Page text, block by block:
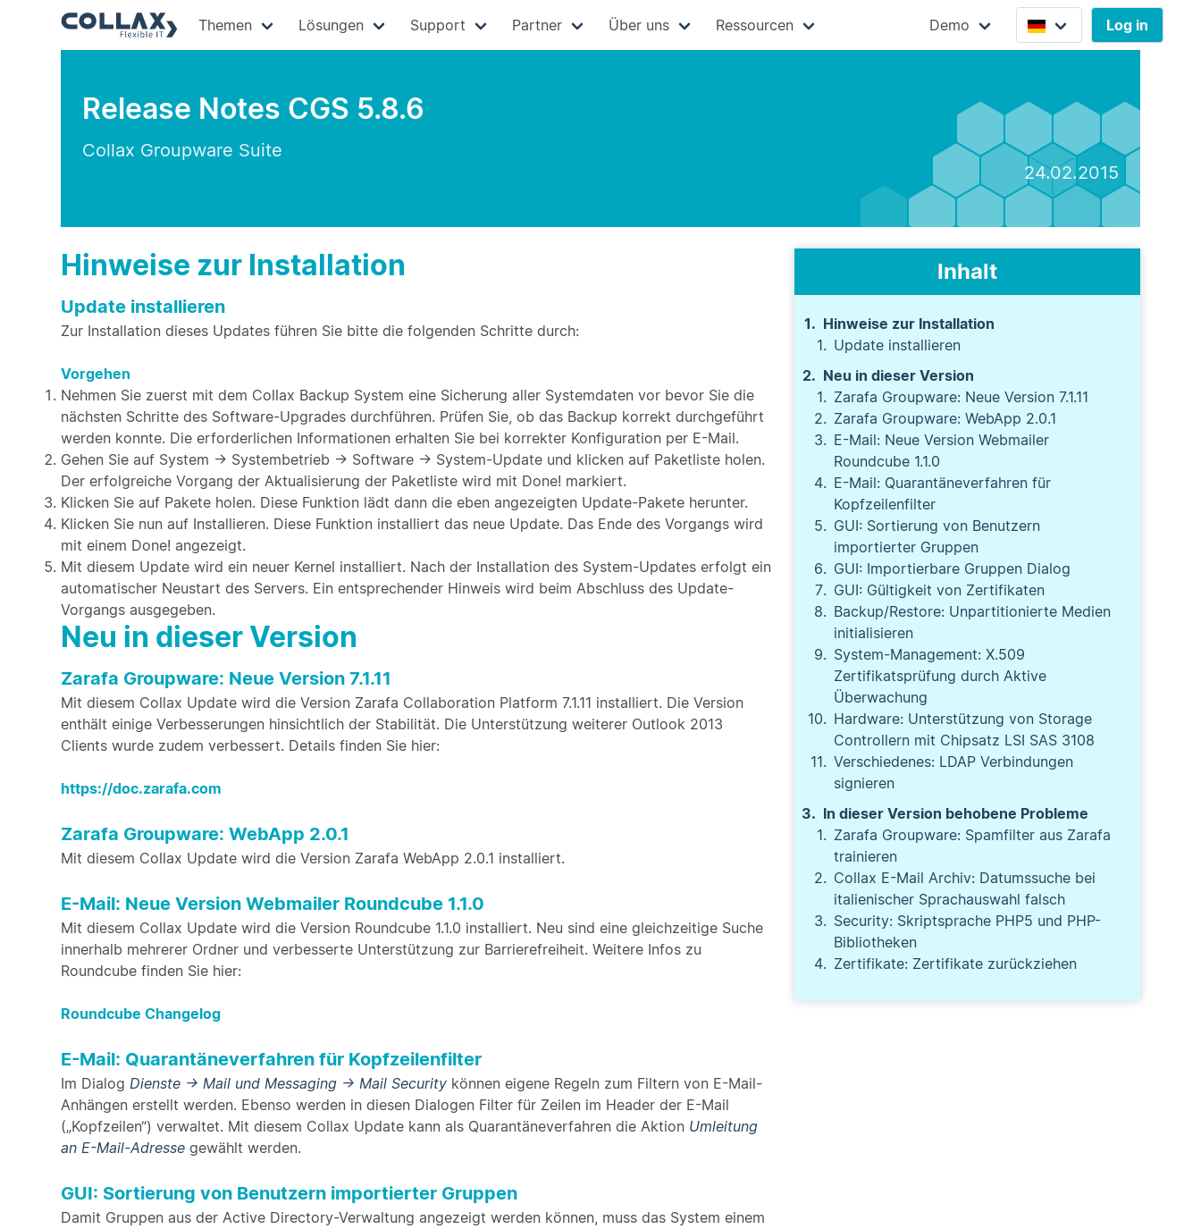
Themen Lösungen Support Partner Über uns Ressourcen Demo Log in
Release Notes CGS 5.8.6
Collax Groupware Suite
24.02.2015
Hinweise zur Installation
Update installieren
Zur Installation dieses Updates führen Sie bitte die folgenden Schritte durch:
Vorgehen
Nehmen Sie zuerst mit dem Collax Backup System eine Sicherung aller Systemdaten vor bevor Sie die
nächsten Schritte des Software-Upgrades durchführen. Prüfen Sie, ob das Backup korrekt durchgeführt
werden konnte. Die erforderlichen Informationen erhalten Sie bei korrekter Konfiguration per E-Mail.
Gehen Sie auf System → Systembetrieb → Software → System-Update und klicken auf Paketliste holen.
Der erfolgreiche Vorgang der Aktualisierung der Paketliste wird mit Done! markiert.
Klicken Sie auf Pakete holen. Diese Funktion lädt dann die eben angezeigten Update-Pakete herunter.
Klicken Sie nun auf Installieren. Diese Funktion installiert das neue Update. Das Ende des Vorgangs wird
mit einem Done! angezeigt.
Mit diesem Update wird ein neuer Kernel installiert. Nach der Installation des System-Updates erfolgt ein
automatischer Neustart des Servers. Ein entsprechender Hinweis wird beim Abschluss des Update-
Vorgangs ausgegeben.
Neu in dieser Version
Zarafa Groupware: Neue Version 7.1.11
Mit diesem Collax Update wird die Version Zarafa Collaboration Platform 7.1.11 installiert. Die Version
enthält einige Verbesserungen hinsichtlich der Stabilität. Die Unterstützung weiterer Outlook 2013
Clients wurde zudem verbessert. Details finden Sie hier:
https://doc.zarafa.com
Zarafa Groupware: WebApp 2.0.1
Mit diesem Collax Update wird die Version Zarafa WebApp 2.0.1 installiert.
E-Mail: Neue Version Webmailer Roundcube 1.1.0
Mit diesem Collax Update wird die Version Roundcube 1.1.0 installiert. Neu sind eine gleichzeitige Suche
innerhalb mehrerer Ordner und verbesserte Unterstützung zur Barrierefreiheit. Weitere Infos zu
Roundcube finden Sie hier:
Roundcube Changelog
E-Mail: Quarantäneverfahren für Kopfzeilenfilter
Im Dialog Dienste -> Mail und Messaging -> Mail Security können eigene Regeln zum Filtern von E-Mail-
Anhängen erstellt werden. Ebenso werden in diesen Dialogen Filter für Zeilen im Header der E-Mail
(„Kopfzeilen“) verwaltet. Mit diesem Collax Update kann als Quarantäneverfahren die Aktion Umleitung
an E-Mail-Adresse gewählt werden.
GUI: Sortierung von Benutzern importierter Gruppen
Damit Gruppen aus der Active Directory-Verwaltung angezeigt werden können, muss das System einem
Inhalt
Hinweise zur Installation
Update installieren
Neu in dieser Version
Zarafa Groupware: Neue Version 7.1.11
Zarafa Groupware: WebApp 2.0.1
E-Mail: Neue Version Webmailer
Roundcube 1.1.0
E-Mail: Quarantäneverfahren für
Kopfzeilenfilter
GUI: Sortierung von Benutzern
importierter Gruppen
GUI: Importierbare Gruppen Dialog
GUI: Gültigkeit von Zertifikaten
Backup/Restore: Unpartitionierte Medien
initialisieren
System-Management: X.509
Zertifikatsprüfung durch Aktive
Überwachung
Hardware: Unterstützung von Storage
Controllern mit Chipsatz LSI SAS 3108
Verschiedenes: LDAP Verbindungen
signieren
In dieser Version behobene Probleme
Zarafa Groupware: Spamfilter aus Zarafa
trainieren
Collax E-Mail Archiv: Datumssuche bei
italienischer Sprachauswahl falsch
Security: Skriptsprache PHP5 und PHP-
Bibliotheken
Zertifikate: Zertifikate zurückziehen